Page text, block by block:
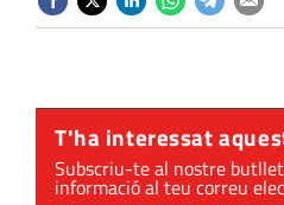
T'ha interessat
Subscriu-te al nostre
informació al teu correu